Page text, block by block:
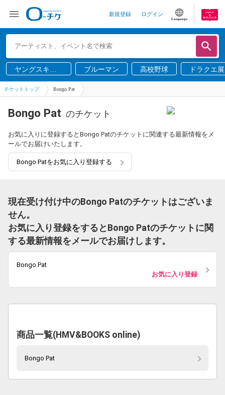
新規登録 ログイン
Language
ヤングスキニ
ー
ブルーマン 高校野球 ドラクエ展
チケットトップ Bongo Pat
Bongo Pat のチケット
お気に入りに登録するとBongo Patのチケットに関連する最新情報をメ
ールでお届けいたします。
Bongo Patをお気に入り登録する
現在受け付け中のBongo Patのチケットはございま
せん。
お気に入り登録をするとBongo Patのチケットに関
する最新情報をメールでお届けします。
Bongo Pat
お気に入り登録
商品一覧(HMV&BOOKS online)
Bongo Pat